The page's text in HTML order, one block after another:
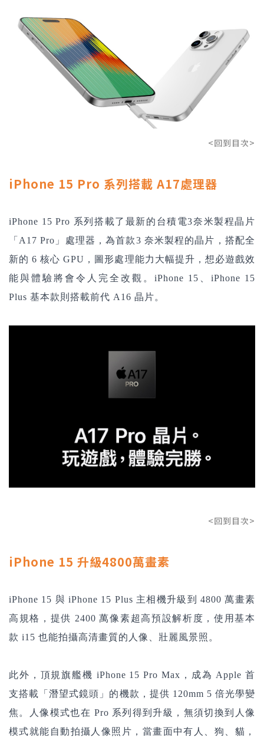
<回到目次>
iPhone 15 Pro 系列搭載 A17處理器
iPhone 15 Pro 系列搭載了最新的台積電3奈米製程晶片
「A17 Pro」處理器，為首款3 奈米製程的晶片，搭配全
新的 6 核心 GPU，圖形處理能力大幅提升，想必遊戲效
能與體驗將會令人完全改觀。iPhone 15、iPhone 15
Plus 基本款則搭載前代 A16 晶片。
<回到目次>
iPhone 15 升級4800萬畫素
iPhone 15 與 iPhone 15 Plus 主相機升級到 4800 萬畫素
高規格，提供 2400 萬像素超高預設解析度，使用基本
款 i15 也能拍攝高清畫質的人像、壯麗風景照。
此外，頂規旗艦機 iPhone 15 Pro Max，成為 Apple 首
支搭載「潛望式鏡頭」的機款，提供 120mm 5 倍光學變
焦。人像模式也在 Pro 系列得到升級， 無須切換到人像
模式就能自動拍攝人像照片，當畫面中有人、狗、貓，